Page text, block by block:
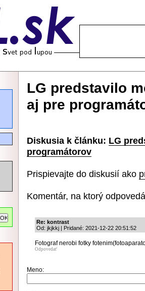
LG predstavilo
aj pre
Diskusia k článku: LG
programátorov
Prispievajte do diskusií ako
Komentár, na ktorý
Re: kontrast
Od: jkjkkj | Pridané: 2021-12-22 20:51:52
Fotograf nerobi fotky
Odpovedať
Meno: